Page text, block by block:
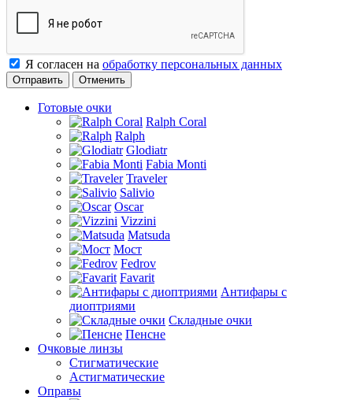
Я согласен на обработку персональных данных
Отменить
Готовые очки
Ralph Coral
Ralph
Glodiatr
Fabia Monti
Traveler
Salivio
Oscar
Vizzini
Matsuda
Мост
Fedrov
Favarit
Антифары с
диоптриями
Складные очки
Пенсне
Очковые линзы
Стигматические
Астигматические
Оправы